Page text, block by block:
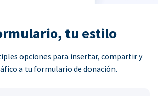
tu estilo
opciones para insertar, compartir y
a tu formulario de donación.